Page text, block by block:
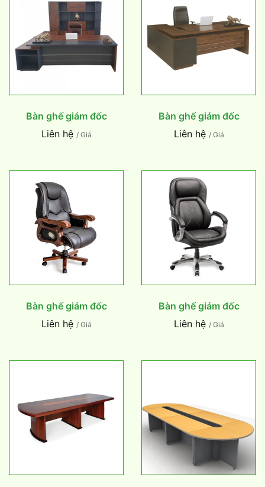
Bàn ghế giám đốc
Liên hệ / Giá
Bàn ghế giám đốc
Liên hệ / Giá
Bàn ghế giám đốc
Liên hệ / Giá
Bàn ghế giám đốc
Liên hệ / Giá